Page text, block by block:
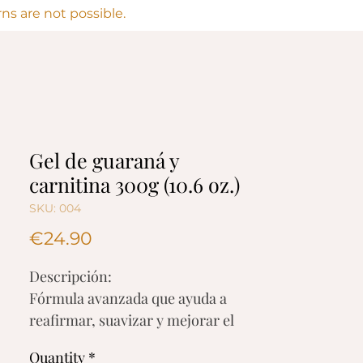
are not possible.
Gel de guaraná y
carnitina 300g (10.6 oz.)
SKU: 004
€24.90
Descripción:
Fórmula avanzada que ayuda a
reafirmar, suavizar y mejorar el
Quantity *